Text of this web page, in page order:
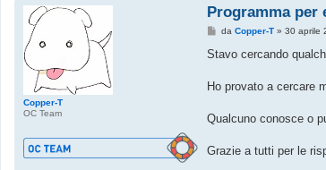
Copper-T
OC Team
Programma per
M
s
g
o
da Copper-T» 30 aprile
Stavo cercando
Ho provato a cercare
Qualcuno conosce o
Grazie a tutti per le